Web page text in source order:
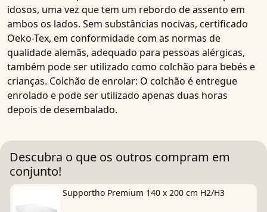
idosos, uma vez que tem um rebordo de assento em
ambos os lados. Sem substâncias nocivas, certificado
Oeko-Tex, em conformidade com as normas de
qualidade alemãs, adequado para pessoas alérgicas,
também pode ser utilizado como colchão para bebés e
crianças. Colchão de enrolar: O colchão é entregue
enrolado e pode ser utilizado apenas duas horas
depois de desembalado.
Descubra o que os outros compram em
conjunto!
Supportho Premium 140 x 200 cm H2/H3